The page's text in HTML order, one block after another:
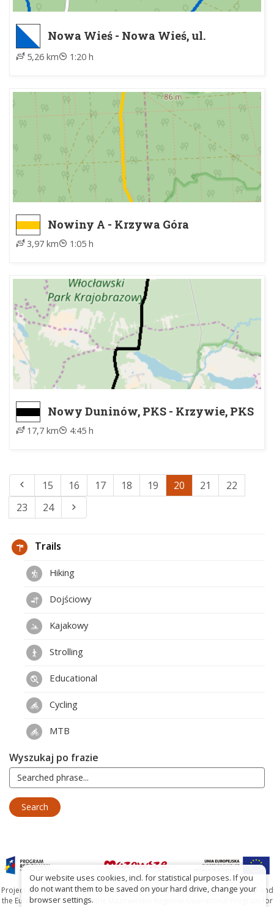
Nowa Wieś - Nowa Wieś, ul.
5,26 km 1:20 h
Nowiny A - Krzywa Góra
3,97 km 1:05 h
Nowy Duninów, PKS - Krzywie, PKS
17,7 km 4:45 h
15 16 17 18 19 20 21
22
23
24
Trails
Hiking
Dojściowy
Kajakowy
Strolling
Educational
Cycling
MTB
Wyszukaj po frazie
Project co-financed by the Marshal's Office of the Mazowieckie Voivodship and
the European Union under the Mazowieckie Regional Operational Program for
Our website uses cookies, incl. for statistical purposes. If you
do not want them to be saved on your hard drive, change your
browser settings.